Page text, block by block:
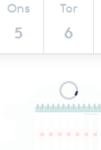
Ons
5
Tor
6